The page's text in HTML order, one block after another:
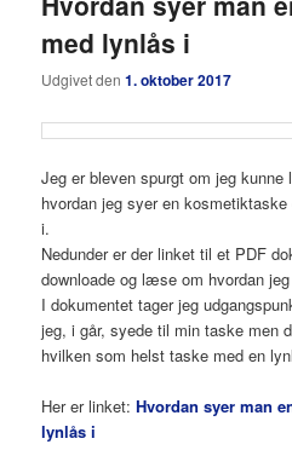
med lynlås i
Udgivet den1. oktober 2017
Jeg er bleven spurgt om jeg kunne
hvordan jeg syer en
i.
Nedunder er der linket til et PDF
downloade og læse om hvordan jeg
I dokumentet tager jeg
jeg, i går, syede til min taske men
hvilken som helst taske med en
Her er linket:Hvordan syer man
lynlås i